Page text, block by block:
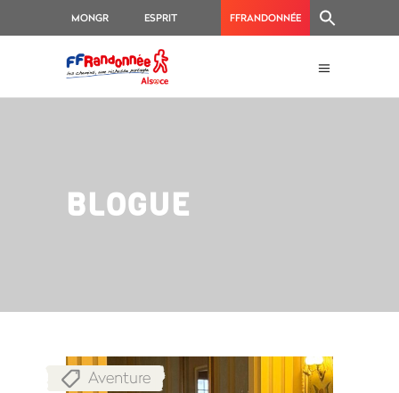
MONGR ESPRIT
RANDO
FFRANDONNÉE
BLOGUE
Aventure